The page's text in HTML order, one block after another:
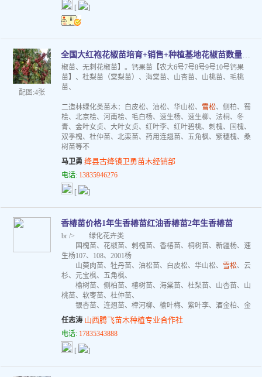
[ ]
配图:4张
全国大红袍花椒苗培育+销售+种植基地花椒苗数量大规格全价格低
椒苗、无刺花椒苗】。钙果苗【农大6号7号8号9号10号钙果
苗】、杜梨苗（棠梨苗）、海棠苗、山杏苗、山桃苗、毛桃
苗、
二造林绿化类苗木：白皮松、油松、华山松、 雪松、侧柏、蜀
桧、北京桧、河南桧、毛白杨、速生杨、速生柳、法桐、冬
青、金叶女贞、大叶女贞、红叶李、红叶碧桃、刺槐、国槐、
双季槐、杜仲苗、北栾苗、药用连翘苗、五角枫、紫穗槐、桑
树苗等不
马卫勇 绛县古绛镇卫勇苗木经销部
电话: 13835946276
[ ]
香椿苗价格1年生香椿苗红油香椿苗2年生香椿苗
br /> 绿化花卉类
国槐苗、花椒苗、刺槐苗、香椿苗、桐树苗、新疆杨、速
生杨107、108、2001杨
山萸肉苗、牡丹苗、油松苗、白皮松、华山松、 雪松、云
杉、元宝枫、五角枫、
榆树苗、侧柏苗、椿树苗、海棠苗、杜梨苗、山杏苗、山
桃苗、软枣苗、杜仲苗、
银杏苗、连翘苗、樟河柳、榆叶梅、紫叶李、酒金柏、金
任志涛 山西腾飞苗木种植专业合作社
电话: 17835343888
[ ]